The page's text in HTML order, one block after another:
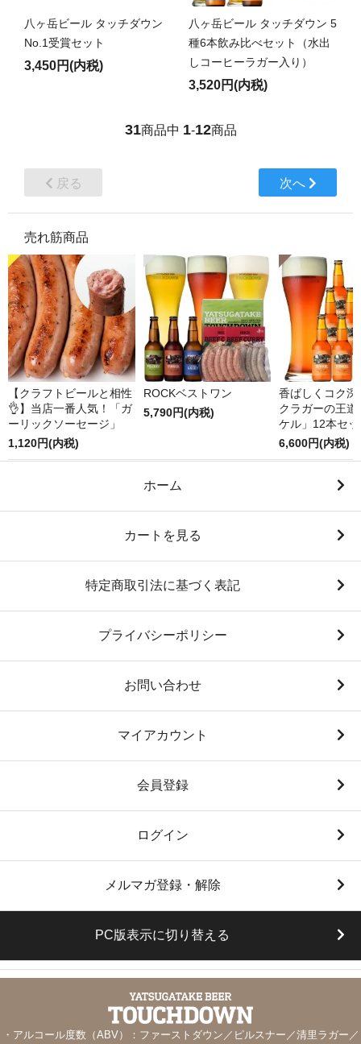
八ヶ岳ビール タッチダウン
No.1受賞セット
3,450円(内税)
八ヶ岳ビール タッチダウン 5
種6本飲み比べセット（水出
しコーヒーラガー入り）
3,520円(内税)
31商品中 1-12商品
戻る 次へ
売れ筋商品
【クラフトビールと相性
👌】当店一番人気！「ガ
ーリックソーセージ」
1,120円(内税)
ROCKベストワン
5,790円(内税)
香ばしくコク深
クラガーの王道
ケル」12本セ
6,600円(内税)
ホーム
カートを見る
特定商取引法に基づく表記
プライバシーポリシー
お問い合わせ
マイアカウント
会員登録
ログイン
メルマガ登録・解除
PC版表示に切り替える
・アルコール度数（ABV）：ファーストダウン／ピルスナー／清里ラガー／